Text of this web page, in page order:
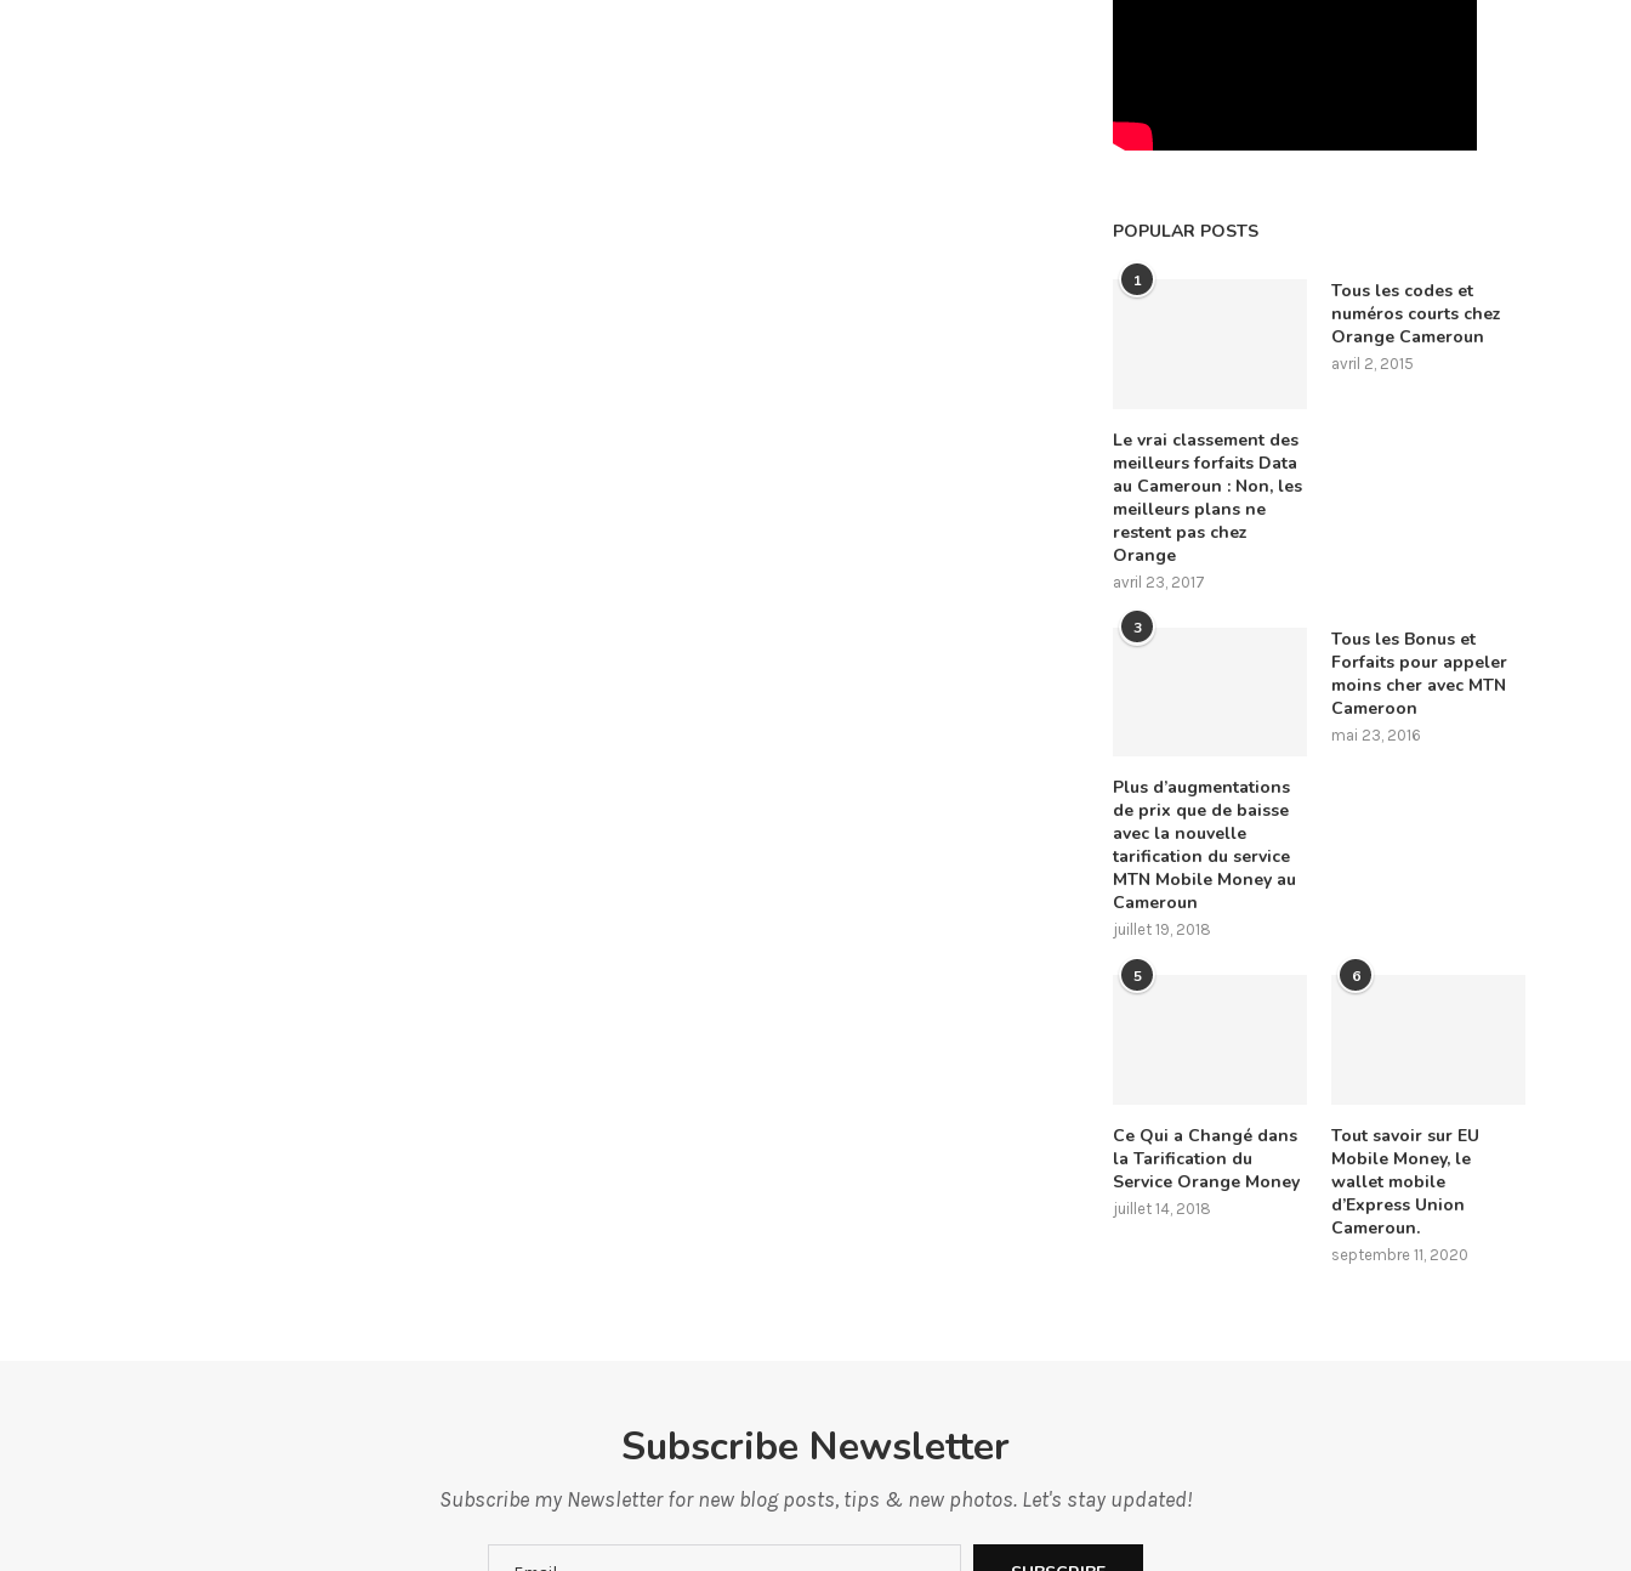
POPULAR POSTS
1
Le vrai classement des
meilleurs forfaits Data
au Cameroun : Non, les
meilleurs plans ne
restent pas chez
Orange
avril 23, 2017
Tous les codes et
numéros courts chez
Orange Cameroun
avril 2, 2015
3
Plus d’augmentations
de prix que de baisse
avec la nouvelle
tarification du service
MTN Mobile Money au
Cameroun
juillet 19, 2018
Tous les Bonus et
Forfaits pour appeler
moins cher avec MTN
Cameroon
mai 23, 2016
5
Ce Qui a Changé dans
la Tarification du
Service Orange Money
juillet 14, 2018
6
Tout savoir sur EU
Mobile Money, le
wallet mobile
d’Express Union
Cameroun.
septembre 11, 2020
Subscribe Newsletter
Subscribe my Newsletter for new blog posts, tips & new photos. Let's stay updated!